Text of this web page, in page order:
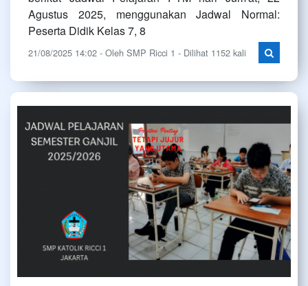
Agustus 2025, menggunakan Jadwal Normal:
Peserta Didik Kelas 7, 8
21/08/2025 14:02 - Oleh SMP Ricci 1 - Dilihat 1152 kali